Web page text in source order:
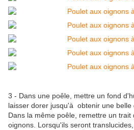
3 - Dans une poêle, mettre un fond
laisser dorer jusqu'à obtenir une belle
Dans la même poêle, remettre un
oignons. Lorsqu'ils seront